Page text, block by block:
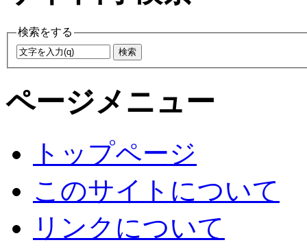
検索をする
ページメニュー
トップページ
このサイトについて
リンクについて